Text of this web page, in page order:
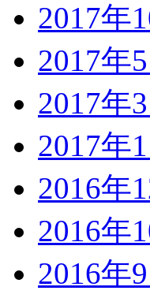
2017年
2017年5
2017年3
2017年1
2016年
2016年
2016年9